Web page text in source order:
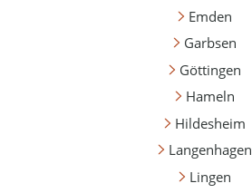
Emden
Garbsen
Göttingen
Hameln
Hildesheim
Langenhagen
Lingen